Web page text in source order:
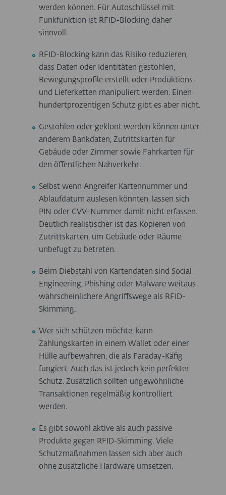
werden können. Für Autoschlüssel mit
Funkfunktion ist RFID-Blocking daher
sinnvoll.
RFID-Blocking kann das Risiko reduzieren,
dass Daten oder Identitäten gestohlen,
Bewegungsprofile erstellt oder Produktions-
und Lieferketten manipuliert werden. Einen
hundertprozentigen Schutz gibt es aber nicht.
Gestohlen oder geklont werden können unter
anderem Bankdaten, Zutrittskarten für
Gebäude oder Zimmer sowie Fahrkarten für
den öffentlichen Nahverkehr.
Selbst wenn Angreifer Kartennummer und
Ablaufdatum auslesen könnten, lassen sich
PIN oder CVV-Nummer damit nicht erfassen.
Deutlich realistischer ist das Kopieren von
Zutrittskarten, um Gebäude oder Räume
unbefugt zu betreten.
Beim Diebstahl von Kartendaten sind Social
Engineering, Phishing oder Malware weitaus
wahrscheinlichere Angriffswege als RFID-
Skimming.
Wer sich schützen möchte, kann
Zahlungskarten in einem Wallet oder einer
Hülle aufbewahren, die als Faraday-Käfig
fungiert. Auch das ist jedoch kein perfekter
Schutz. Zusätzlich sollten ungewöhnliche
Transaktionen regelmäßig kontrolliert
werden.
Es gibt sowohl aktive als auch passive
Produkte gegen RFID-Skimming. Viele
Schutzmaßnahmen lassen sich aber auch
ohne zusätzliche Hardware umsetzen.